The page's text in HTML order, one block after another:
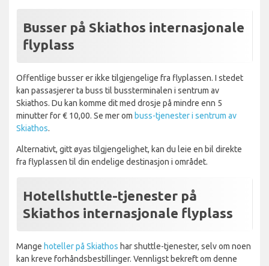
Busser på Skiathos internasjonale
flyplass
Offentlige busser er ikke tilgjengelige fra flyplassen. I stedet
kan passasjerer ta buss til bussterminalen i sentrum av
Skiathos. Du kan komme dit med drosje på mindre enn 5
minutter for € 10,00. Se mer om buss-tjenester i sentrum av
Skiathos.
Alternativt, gitt øyas tilgjengelighet, kan du leie en bil direkte
fra flyplassen til din endelige destinasjon i området.
Hotellshuttle-tjenester på
Skiathos internasjonale flyplass
Mange hoteller på Skiathos har shuttle-tjenester, selv om noen
kan kreve forhåndsbestillinger. Vennligst bekreft om denne